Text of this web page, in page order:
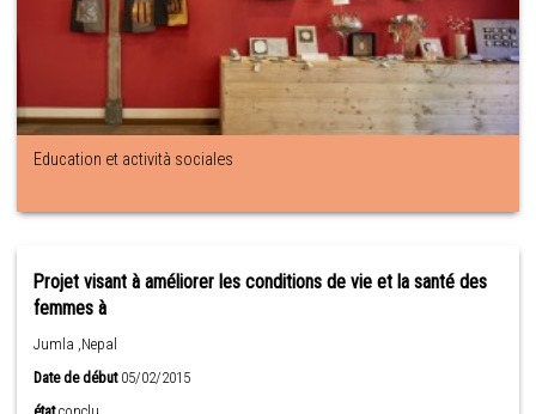
Education et actività sociales
Projet visant à améliorer les conditions de vie et la santé des
femmes à
Jumla ,Nepal
Date de début05/02/2015